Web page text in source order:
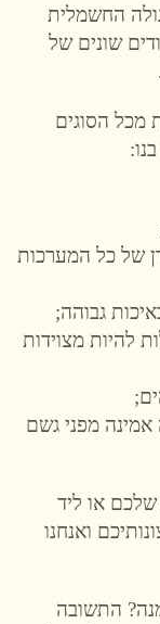
החשמלית
שונים של
מכל הסוגים
של כל המערכות
גבוהה;
להיות מצוידות
אמינה מפני גשם
או ליד
ואנחנו
התשובה